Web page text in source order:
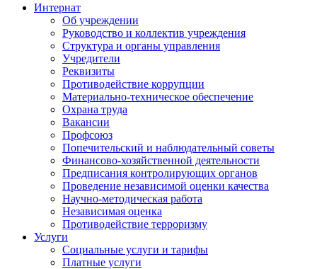
Интернат
Об учреждении
Руководство и коллектив учреждения
Структура и органы управления
Учредители
Реквизиты
Противодействие коррупции
Материально-техническое обеспечение
Охрана труда
Вакансии
Профсоюз
Попечительский и наблюдательный советы
Финансово-хозяйственной деятельности
Предписания контролирующих органов
Проведение независимой оценки качества
Научно-методическая работа
Независимая оценка
Противодействие терроризму
Услуги
Социальные услуги и тарифы
Платные услуги